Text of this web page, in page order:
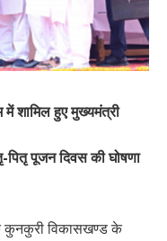
शामिल हुए मुख्यमंत्री
पितृ पूजन दिवस की घोषणा
कुनकुरी विकासखण्ड के